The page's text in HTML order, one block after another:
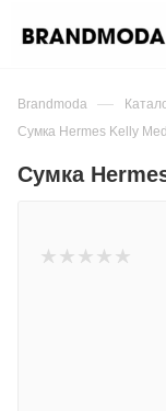
Brandmoda —
Сумка Hermes Kelly
Сумка